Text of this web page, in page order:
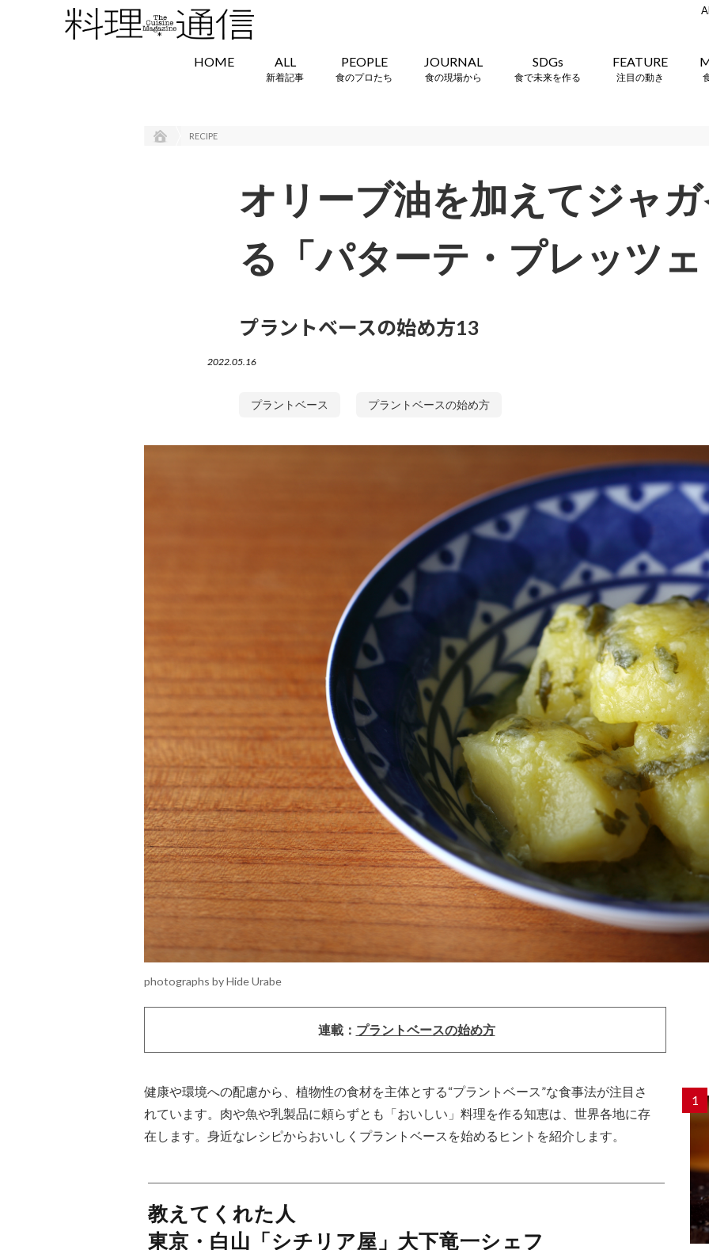
HOME ALL
新着記事
PEOPLE
食のプロたち
JOURNAL
食の現場から
SDGs
食で未来を作る
FEATURE
注目の動き
RECIPE
オリーブ油を加えてジャ
る「パターテ・プレッツ
プラントベースの始め方13
2022.05.16
プラントベース プラントベースの始め方
photographs by Hide Urabe
連載： プラントベースの始め方
健康や環境への配慮から、植物性の食材を主体とする“プラントベース”な食事法が注目さ
れています。肉や魚や乳製品に頼らずとも「おいしい」料理を作る知恵は、世界各地に存
在します。身近なレシピからおいしくプラントベースを始めるヒントを紹介します。
教えてくれた人
東京・白山「シチリア屋」大下竜一シェフ
1